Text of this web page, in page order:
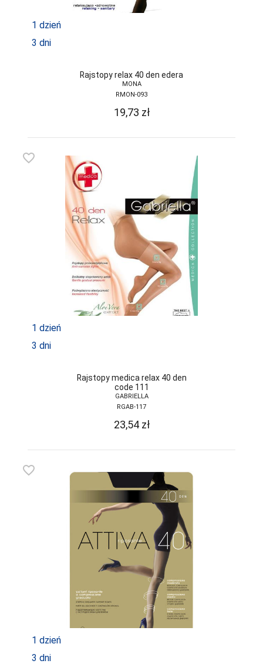
1 dzień
3 dni
Rajstopy relax 40 den edera
MONA
RMON-093
19,73 zł
favorite_border
1 dzień
3 dni
Rajstopy medica relax 40 den
code 111
GABRIELLA
RGAB-117
23,54 zł
favorite_border
1 dzień
3 dni